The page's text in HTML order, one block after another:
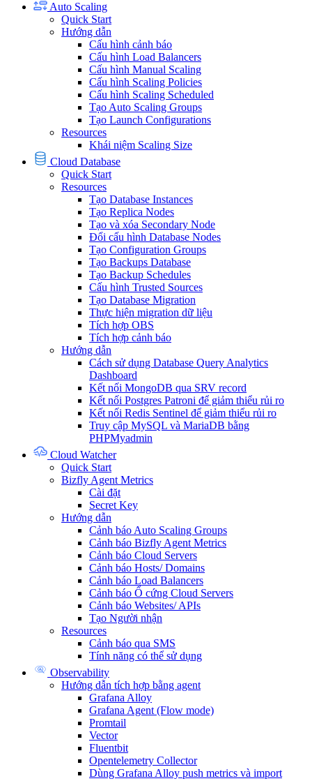
Auto Scaling
Quick Start
Hướng dẫn
Cấu hình cảnh báo
Cấu hình Load Balancers
Cấu hình Manual Scaling
Cấu hình Scaling Policies
Cấu hình Scaling Scheduled
Tạo Auto Scaling Groups
Tạo Launch Configurations
Resources
Khái niệm Scaling Size
Cloud Database
Quick Start
Resources
Tạo Database Instances
Tạo Replica Nodes
Tạo và xóa Secondary Node
Đổi cấu hình Database Nodes
Tạo Configuration Groups
Tạo Backups Database
Tạo Backup Schedules
Cấu hình Trusted Sources
Tạo Database Migration
Thực hiện migration dữ liệu
Tích hợp OBS
Tích hợp cảnh báo
Hướng dẫn
Cách sử dụng Database Query Analytics
Dashboard
Kết nối MongoDB qua SRV record
Kết nối Postgres Patroni để giảm thiểu rủi ro
Kết nối Redis Sentinel để giảm thiểu rủi ro
Truy cập MySQL và MariaDB bằng
PHPMyadmin
Cloud Watcher
Quick Start
Bizfly Agent Metrics
Cài đặt
Secret Key
Hướng dẫn
Cảnh báo Auto Scaling Groups
Cảnh báo Bizfly Agent Metrics
Cảnh báo Cloud Servers
Cảnh báo Hosts/ Domains
Cảnh báo Load Balancers
Cảnh báo Ổ cứng Cloud Servers
Cảnh báo Websites/ APIs
Tạo Người nhận
Resources
Cảnh báo qua SMS
Tính năng có thể sử dụng
Observability
Hướng dẫn tích hợp bằng agent
Grafana Alloy
Grafana Agent (Flow mode)
Promtail
Vector
Fluentbit
Opentelemetry Collector
Dùng Grafana Alloy push metrics và import